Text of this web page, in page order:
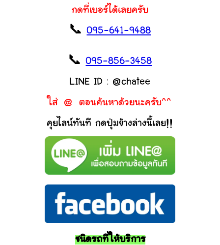
กดที่เบอร์ได้เลยครับ
📞095-641-9488
📞095-856-3458
LINE ID : @chatee
ใส่ @ ตอนค้นหาด้วยนะครับ^^
คุยไลน์ทันที กดปุ่มข้างล่างนี้เลย!!
ชนิดรถที่ให้บริการ